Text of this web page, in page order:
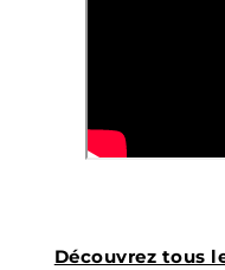
Découvrez tous